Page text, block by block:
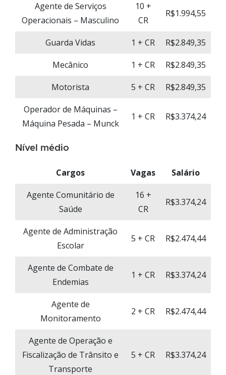
Agente de Serviços
Operacionais – Masculino
10 +
CR
R$1.994,55
Guarda Vidas 1 + CR
R$2.849,35
Mecânico
1 + CR
R$2.849,35
Motorista
5 + CR
R$2.849,35
Operador de Máquinas –
Máquina Pesada – Munck
1 + CR R$3.374,24
Nível médio
Cargos Vagas
Salário
Agente Comunitário de
Saúde
16 +
CR
R$3.374,24
Agente de Administração
Escolar
5 + CR R$2.474,44
Agente de Combate de
Endemias
1 + CR R$3.374,24
Agente de
Monitoramento
2 + CR R$2.474,44
Agente de Operação e
Fiscalização de Trânsito e
Transporte
5 + CR R$3.374,24